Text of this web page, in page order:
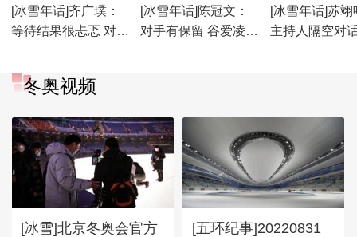
[冰雪年话]齐广璞：
等待结果很忐忑 对手
[冰雪年话]陈冠文：
对手有保留 谷爱凌会
[冰雪年话]苏翊
主持人隔空对
冬奥视频
[冰雪]北京冬奥会官方
[五环纪事]20220831